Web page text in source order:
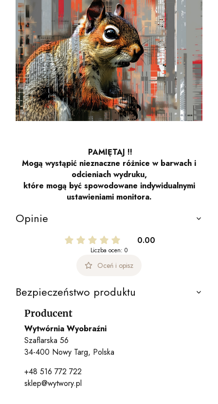
PAMIĘTAJ !!
Mogą wystąpić nieznaczne różnice w barwach i
odcieniach wydruku,
które mogą być spowodowane indywidualnymi
ustawieniami monitora.
Opinie
0.00
Liczba ocen: 0
Oceń i opisz
Bezpieczeństwo produktu
Producent
Wytwórnia Wyobraźni
Szaflarska 56
34-400 Nowy Targ, Polska
+48 516 772 722
sklep@wytwory.pl